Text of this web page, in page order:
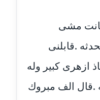
مشى
.قابلنى
كبير وله
.قال الف مبروك